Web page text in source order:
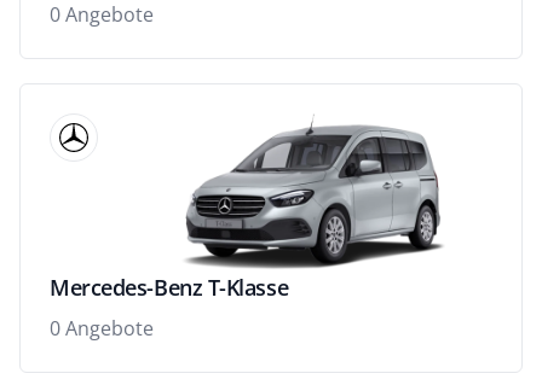
0 Angebote
Mercedes-Benz T-Klasse
0 Angebote